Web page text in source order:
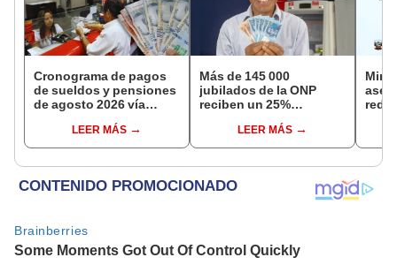
Cronograma de pagos
de sueldos y pensiones
de agosto 2026 vía
conoce las fechas de
depósito
LEER MÁS
Más de 145 000
jubilados de la ONP
reciben un 25%
en agostoLEER MÁS